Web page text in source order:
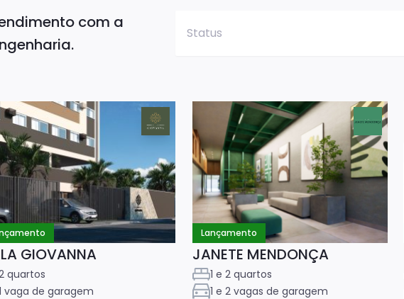
com a
Status
GIOVANNA
quartos
vaga de garagem
Lançamento
JANETE MENDONÇA
1 e 2 quartos
1 e 2 vagas de garagem